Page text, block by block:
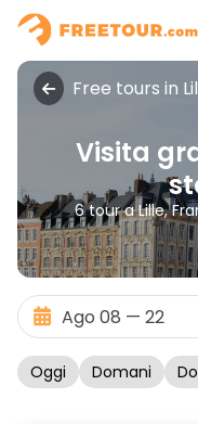
Free tours in
Visita
6 tour a Lille,
Oggi Domani